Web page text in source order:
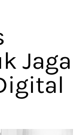
Jaga